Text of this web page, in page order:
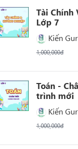
Tài Chính
Lớp 7
Kiến
1,000,000đ
Toán -
trình mới
Kiến
1,000,000đ